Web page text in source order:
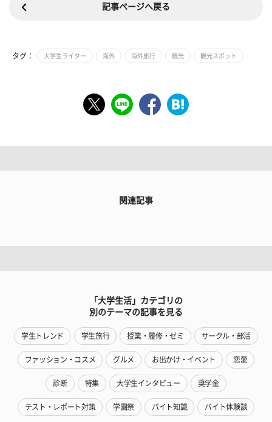
記事ページへ戻る
タグ： 大学生ライター 海外 海外旅行 観光 観光スポット
関連記事
「大学生活」カテゴリの
別のテーマの記事を見る
学生トレンド 学生旅行 授業・履修・ゼミ サークル・部活
ファッション・コスメ グルメ お出かけ・イベント 恋愛
診断 特集 大学生インタビュー 奨学金
テスト・レポート対策 学園祭 バイト知識 バイト体験談